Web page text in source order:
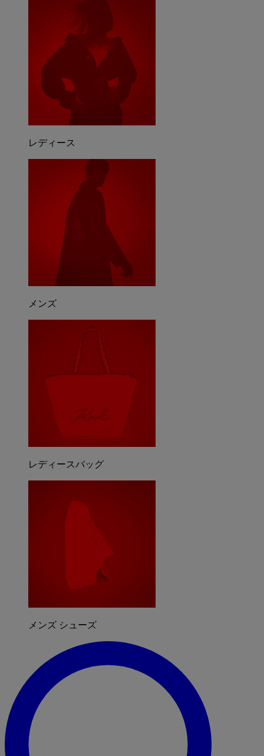
レディース
メンズ
レディースバッグ
メンズ シューズ